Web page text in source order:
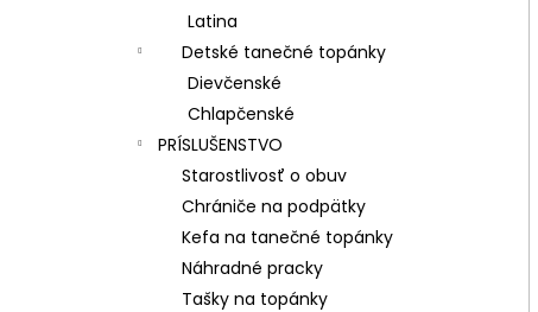
Latina
Detské tanečné topánky
Dievčenské
Chlapčenské
PRÍSLUŠENSTVO
Starostlivosť o obuv
Chrániče na podpätky
Kefa na tanečné topánky
Náhradné pracky
Tašky na topánky